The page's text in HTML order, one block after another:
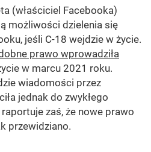
(właściciel Facebooka)
możliwości dzielenia się
jeśli C-18 wejdzie w życie.
prawo wprowadziła
w marcu 2021 roku.
wiadomości przez
jednak do zwykłego
zaś, że nowe prawo
przewidziano.